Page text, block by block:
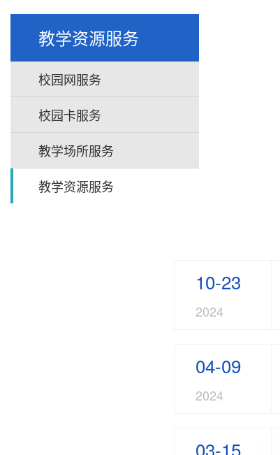
教学资源服务
校园网服务
校园卡服务
教学场所服务
教学资源服务
10-23
2024
04-09
2024
03-15